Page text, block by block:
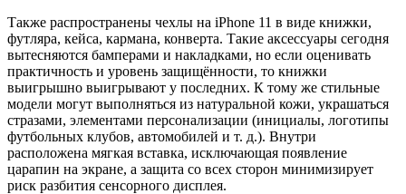
Также распространены чехлы на iPhone 11 в виде книжки,
футляра, кейса, кармана, конверта. Такие аксессуары сегодня
вытесняются бамперами и накладками, но если оценивать
практичность и уровень защищённости, то книжки
выигрышно выигрывают у последних. К тому же стильные
модели могут выполняться из натуральной кожи, украшаться
стразами, элементами персонализации (инициалы, логотипы
футбольных клубов, автомобилей и т. д.). Внутри
расположена мягкая вставка, исключающая появление
царапин на экране, а защита со всех сторон минимизирует
риск разбития сенсорного дисплея.